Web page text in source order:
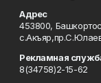
Адрес
453800,
Рекламная
8(34758)2-15-62